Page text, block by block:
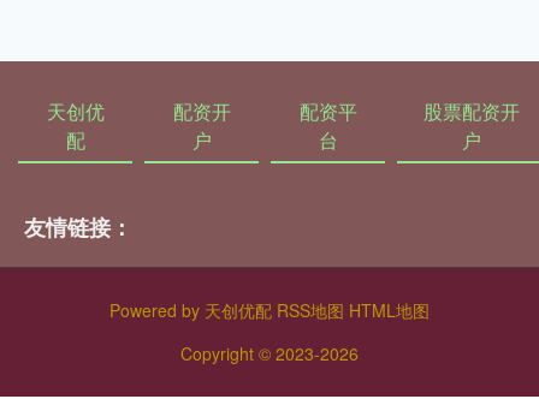
天创优
配
配资开
户
配资平
台
股票配资开
户
友情链接：
Powered by 天创优配 RSS地图 HTML地图
Copyright © 2023-2026